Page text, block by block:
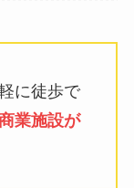
に徒歩で
業施設が